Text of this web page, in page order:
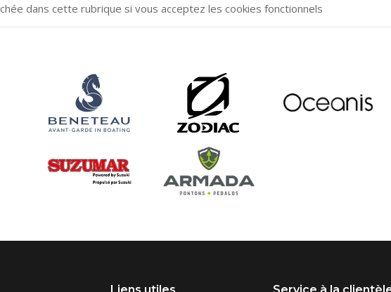
dans cette rubrique si vous acceptez les cookies fonctionnels
Liens utiles Service à la